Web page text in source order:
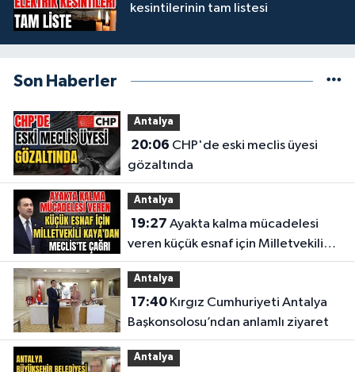
kesintilerinin tam listesi
Son Haberler
Antalya
20:06
gözaltında
Antalya
19:27
veren küçük esnaf için Milletvekili
Kaya'dan Meclis'te çağrı
Antalya
17:40Kırgız Cumhuriyeti Antalya
Başkonsolosu’ndan anlamlı ziyaret
Antalya